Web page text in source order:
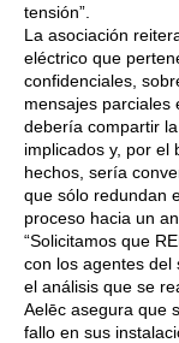
tensión”.
La asociación
eléctrico que
confidenciales,
mensajes parciales
debería compartir
implicados y, por el
hechos, sería
que sólo redundan
proceso hacia un
“Solicitamos que
con los agentes del
el análisis que se
Aelēc asegura que
fallo en sus